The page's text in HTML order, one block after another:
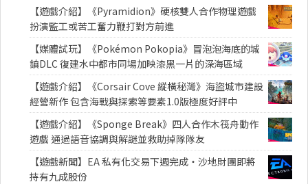
【遊戲介紹】《Pyramidion》硬核雙人合作物理遊戲
扮演監工或苦工奮力鞭打對方前進
【媒體試玩】《Pokémon Pokopia》冒泡泡海底的城
鎮DLC 復建水中都市同場加映漆黑一片的深海區域
【遊戲介紹】《Corsair Cove 縱橫秘灣》海盜城市建設
經營新作 包含海戰與探索等要素1.0版極度好評中
【遊戲介紹】《Sponge Break》四人合作木筏舟動作
遊戲 通過語音協調與解謎並救助掉隊隊友
【遊戲新聞】EA 私有化交易下週完成・沙地財團即將
持有九成股份